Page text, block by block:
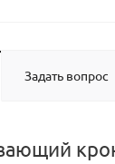
Задать вопрос